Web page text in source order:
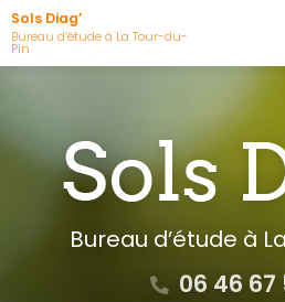
Aller
au
contenu
Sols Diag’
Bureau d’étude à La Tour-du-
Pin
Bureau d’étude à
06 46 67